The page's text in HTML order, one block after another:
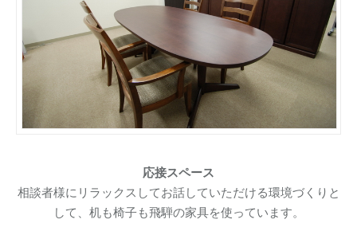
応接スペース
相談者様にリラックスしてお話していただける環境づくりと
して、机も椅子も飛騨の家具を使っています。